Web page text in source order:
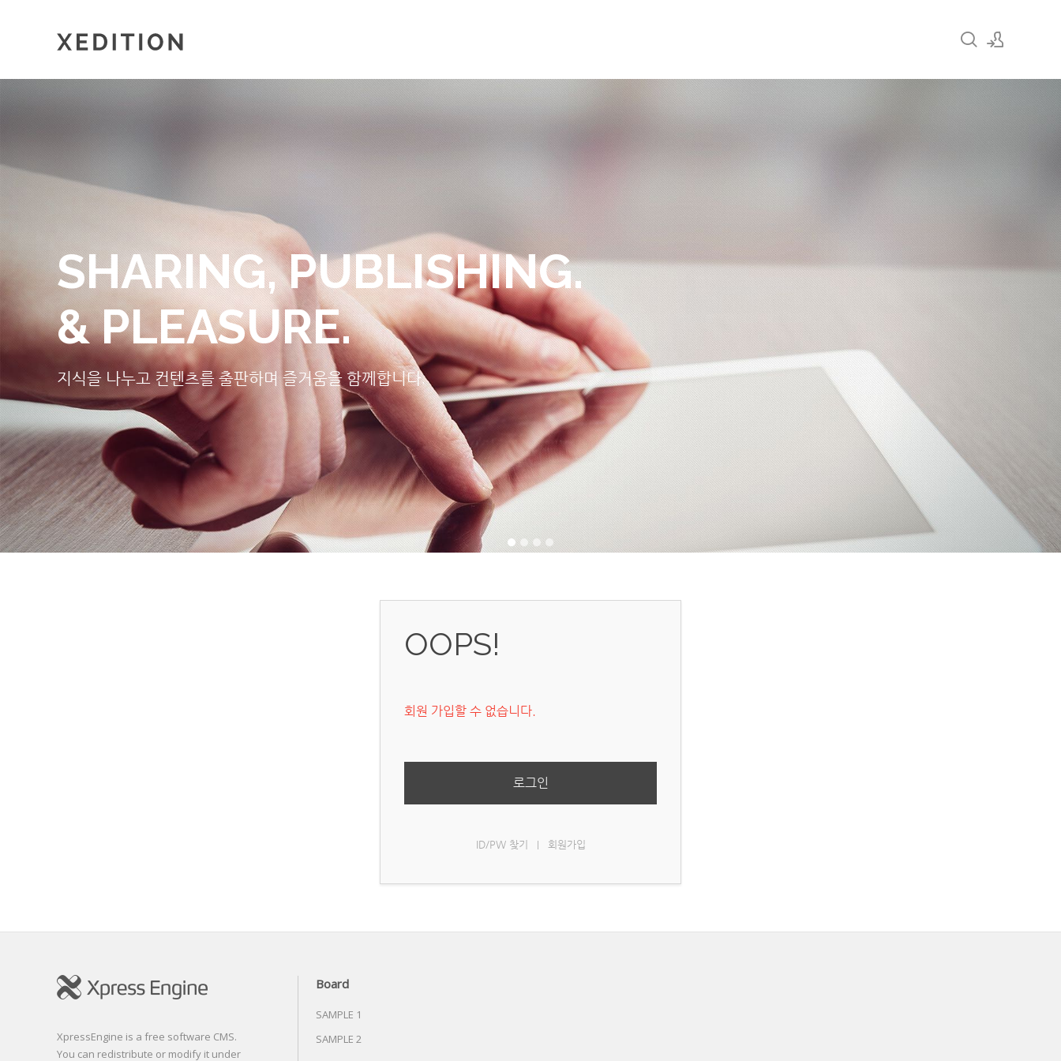
회원가입
SHARING, PUBLISHING.
& PLEASURE.
지식을 나누고 컨텐츠를 출판하며 즐거움을 함께합니다.
OOPS!
회원 가입할 수 없습니다.
로그인
ID/PW 찾기 회원가입
XpressEngine is a free software CMS.
You can redistribute or modify it under
Board
SAMPLE 1
SAMPLE 2